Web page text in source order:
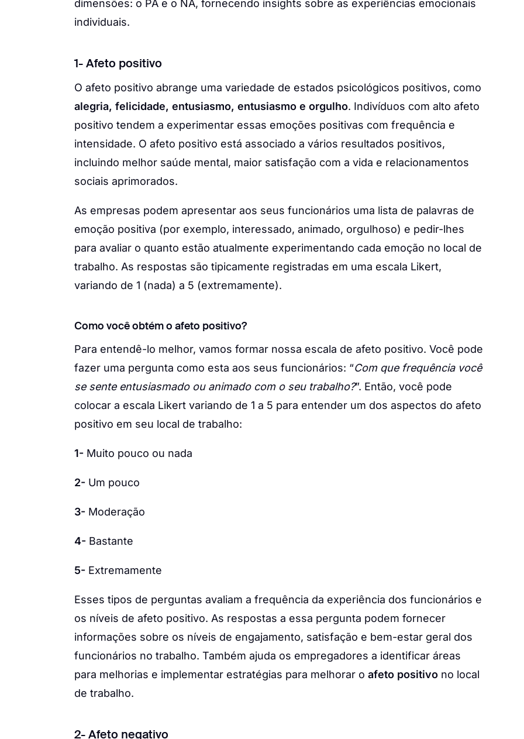
dimensões: o PA e o NA, fornecendo insights sobre as experiências emocionais
individuais.
1- Afeto positivo
O afeto positivo abrange uma variedade de estados psicológicos positivos, como
alegria, felicidade, entusiasmo, entusiasmo e orgulho. Indivíduos com alto afeto
positivo tendem a experimentar essas emoções positivas com frequência e
intensidade. O afeto positivo está associado a vários resultados positivos,
incluindo melhor saúde mental, maior satisfação com a vida e relacionamentos
sociais aprimorados.
As empresas podem apresentar aos seus funcionários uma lista de palavras de
emoção positiva (por exemplo, interessado, animado, orgulhoso) e pedir-lhes
para avaliar o quanto estão atualmente experimentando cada emoção no local de
trabalho. As respostas são tipicamente registradas em uma escala Likert,
variando de 1 (nada) a 5 (extremamente).
Como você obtém o afeto positivo?
Para entendê-lo melhor, vamos formar nossa escala de afeto positivo. Você pode
fazer uma pergunta como esta aos seus funcionários: “Com que frequência você
se sente entusiasmado ou animado com o seu trabalho?”. Então, você pode
colocar a escala Likert variando de 1 a 5 para entender um dos aspectos do afeto
positivo em seu local de trabalho:
1- Muito pouco ou nada
2- Um pouco
3- Moderação
4- Bastante
5- Extremamente
Esses tipos de perguntas avaliam a frequência da experiência dos funcionários e
os níveis de afeto positivo. As respostas a essa pergunta podem fornecer
informações sobre os níveis de engajamento, satisfação e bem-estar geral dos
funcionários no trabalho. Também ajuda os empregadores a identificar áreas
para melhorias e implementar estratégias para melhorar o afeto positivo no local
de trabalho.
2- Afeto negativo